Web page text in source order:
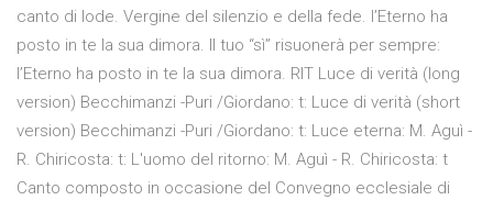
canto di lode. Vergine del silenzio e della fede. l’Eterno ha
posto in te la sua dimora. Il tuo “sì” risuonerà per sempre:
l’Eterno ha posto in te la sua dimora. RIT Luce di verità (long
version) Becchimanzi -Puri /Giordano: t: Luce di verità (short
version) Becchimanzi -Puri /Giordano: t: Luce eterna: M. Aguì -
R. Chiricosta: t: L'uomo del ritorno: M. Aguì - R. Chiricosta: t
Canto composto in occasione del Convegno ecclesiale di